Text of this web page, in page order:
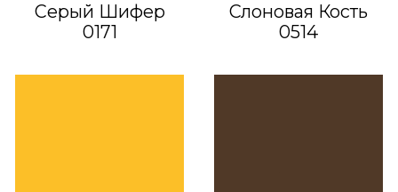
Серый Шифер
0171
Слоновая Кость
0514